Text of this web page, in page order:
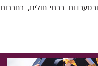
בבתי חולים, בחברות